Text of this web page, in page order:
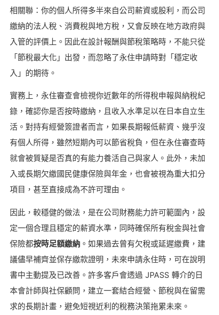
相關聯：你的個人所得多半來自公司薪資或股利，而公司
繳納的法人稅、消費稅與地方稅，又會反映在地方政府與
入管的評價上。因此在設計報酬與節稅策略時，不能只從
「節稅最大化」出發，而忽略了永住申請時對「穩定收
入」的期待。
實務上，永住審查會檢視你近數年的所得稅申報與納稅紀
錄，確認你是否按時繳納，且收入水準足以在日本自立生
活。對持有經營簽證者而言，如果長期報低薪資、幾乎沒
有個人所得，雖然短期內可以節省稅負，但在永住審查時
就會被質疑是否真的有能力養活自己與家人。此外，未加
入或長期欠繳國民健康保險與年金，也會被視為重大扣分
項目，甚至直接成為不許可理由。
因此，較穩健的做法，是在公司財務能力許可範圍內，設
定一個合理且穩定的薪資水準，同時確保所有稅金與社會
保險都按時足額繳納 。如果過去曾有欠稅或延遲繳費，建
議儘早補齊並保存繳款證明，未來申請永住時，可在說明
書中主動提及已改善。許多客戶會透過 JPASS 轉介的日
本會計師與社保顧問，建立一套結合經營、節稅與在留需
求的長期計畫，避免短視近利的稅務決策拖累未來。